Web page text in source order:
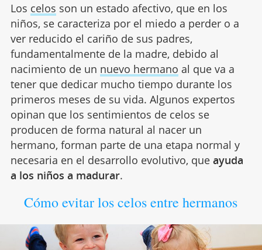
Los celos son un estado afectivo, que en los
niños, se caracteriza por el miedo a perder o a
ver reducido el cariño de sus padres,
fundamentalmente de la madre, debido al
nacimiento de un nuevo hermano al que va a
tener que dedicar mucho tiempo durante los
primeros meses de su vida. Algunos expertos
opinan que los sentimientos de celos se
producen de forma natural al nacer un
hermano, forman parte de una etapa normal y
necesaria en el desarrollo evolutivo, que ayuda
a los niños a madurar.
Cómo evitar los celos entre hermanos